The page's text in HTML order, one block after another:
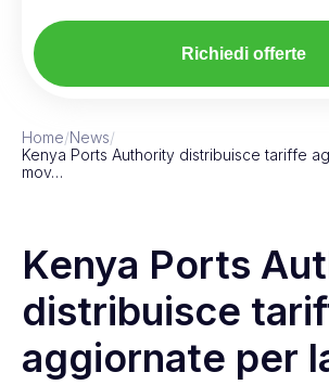
Richiedi offerte
Home/News/
Kenya Ports Authority distribuisce tariffe
mov…
Kenya Ports
distribuisce
aggiornate per